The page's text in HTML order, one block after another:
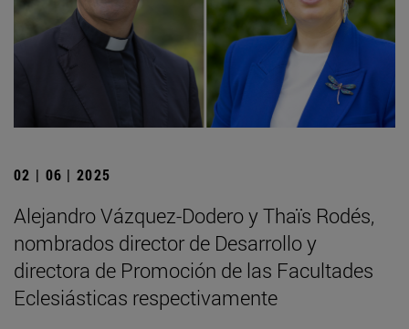
02 | 06 | 2025
Alejandro Vázquez-Dodero y Thaïs Rodés,
nombrados director de Desarrollo y
directora de Promoción de las Facultades
Eclesiásticas respectivamente